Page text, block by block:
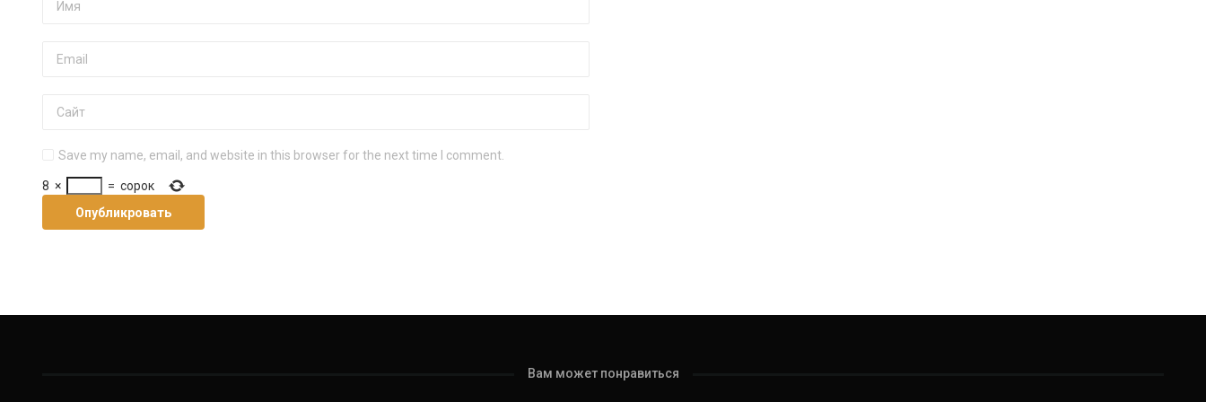
Save my name, email, and website in this browser for the next time I comment.
8 × = сорок
Вам может понравиться